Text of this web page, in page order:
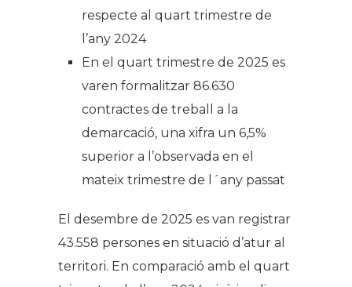
respecte al quart trimestre de
l’any 2024
En el quart trimestre de 2025 es
varen formalitzar 86.630
contractes de treball a la
demarcació, una xifra un 6,5%
superior a l’observada en el
mateix trimestre de l´any passat
El desembre de 2025 es van registrar
43.558 persones en situació d’atur al
territori. En comparació amb el quart